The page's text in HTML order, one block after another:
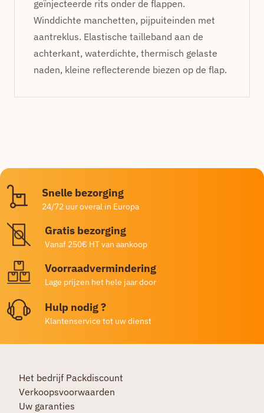
geïnjecteerde rits onder de flappen.
Winddichte manchetten, pijpuiteinden met
aantreklus. Elastische tailleband aan de
achterkant, waterdichte, thermisch gelaste
naden, kleine reflecterende biezen op de flap.
Snelle bezorging
24/72 uur overal in Europa
Gratis bezorging
Vanaf 250€ HT van aankoop
Voorraadvermindering
Lage prijzen het hele jaar door
Hulp nodig ?
Klantenservice tot uw dienst
Het bedrijf Packdiscount
Verkoopsvoorwaarden
Uw garanties